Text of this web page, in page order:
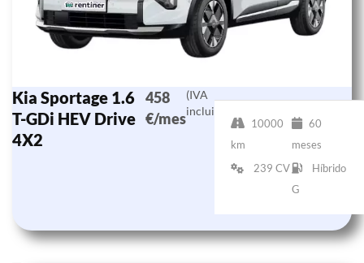
Kia Sportage 1.6
T-GDi HEV Drive
4X2
458
€/mes
(IVA
incluido)
10000
km
60
meses
239 CV
Híbrido
G